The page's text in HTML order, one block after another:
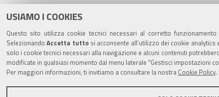
USIAMO I COOKIES
Questo sito utilizza cookie tecnici necessari al corretto
SelezionandoAccetta tutto si acconsente all’utilizzo dei cookie
solo i cookie tecnici necessari alla navigazione e alcuni contenuti
modificate in qualsiasi momento dal menu laterale "Gestisci impostazioni
Per maggiori informazioni, ti invitiamo a consultare la nostra Cookie Policy.